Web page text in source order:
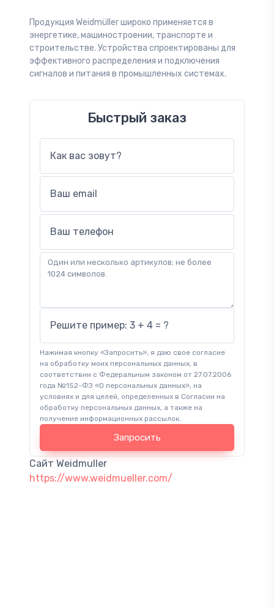
Продукция Weidmüller широко применяется в
энергетике, машиностроении, транспорте и
строительстве. Устройства спроектированы для
эффективного распределения и подключения
сигналов и питания в промышленных системах.
Быстрый заказ
Как вас зовут?
Ваш email
Ваш телефон
Решите пример: 3 + 4 = ?
Нажимая кнопку «Запросить», я даю свое согласие
на обработку моих персональных данных, в
соответствии с Федеральным законом от 27.07.2006
года №152-ФЗ «О персональных данных», на
условиях и для целей, определенных в Согласии на
обработку персональных данных, а также на
получение информационных рассылок.
Запросить
Сайт Weidmuller
https://www.weidmueller.com/